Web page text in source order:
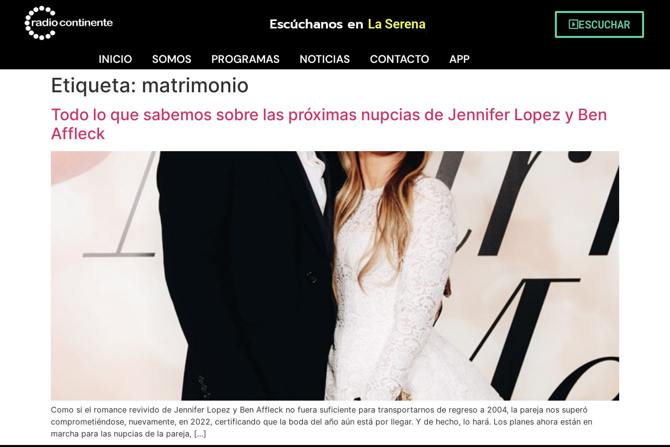
Escúchanos en La Serena ESCUCHAR
INICIO SOMOS PROGRAMAS NOTICIAS CONTACTO APP
Etiqueta: matrimonio
Todo lo que sabemos sobre las próximas nupcias de Jennifer Lopez y Ben
Affleck
Como si el romance revivido de Jennifer Lopez y Ben Affleck no fuera suficiente para transportarnos de regreso a 2004, la pareja nos superó
comprometiéndose, nuevamente, en 2022, certificando que la boda del año aún está por llegar. Y de hecho, lo hará. Los planes ahora están en
marcha para las nupcias de la pareja, […]